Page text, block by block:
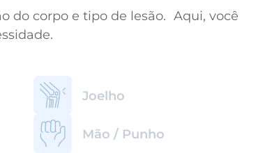
do corpo e tipo de lesão. Aqui, você
Joelho
Mão / Punho